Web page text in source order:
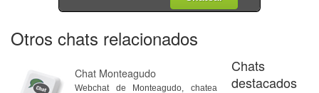
Otros chats relacionados
Chat Monteagudo
Webchat de Monteagudo, chatea
Chats
destacados